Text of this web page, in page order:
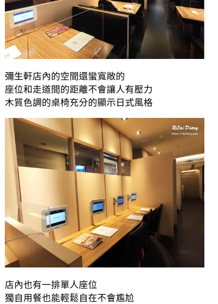
彌生軒店內的空間還蠻寬敞的
座位和走道間的距離不會讓人有壓力
木質色調的桌椅充分的顯示日式風格
店內也有一排單人座位
獨自用餐也能輕鬆自在不會尷尬